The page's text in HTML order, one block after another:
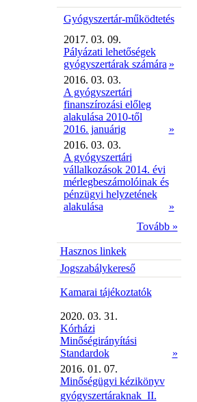
Gyógyszertár-működtetés
2017. 03. 09.
Pályázati lehetőségek
gyógyszertárak számára »
2016. 03. 03.
A gyógyszertári
finanszírozási előleg
alakulása 2010-től
2016. januárig
»
2016. 03. 03.
A gyógyszertári
vállalkozások 2014. évi
mérlegbeszámolóinak és
pénzügyi helyzetének
alakulása
»
Tovább »
Hasznos linkek
Jogszabálykereső
Kamarai tájékoztatók
2020. 03. 31.
Kórházi
Minőségirányítási
Standardok
»
2016. 01. 07.
Minőségügyi kézikönyv
gyógyszertáraknak  II.